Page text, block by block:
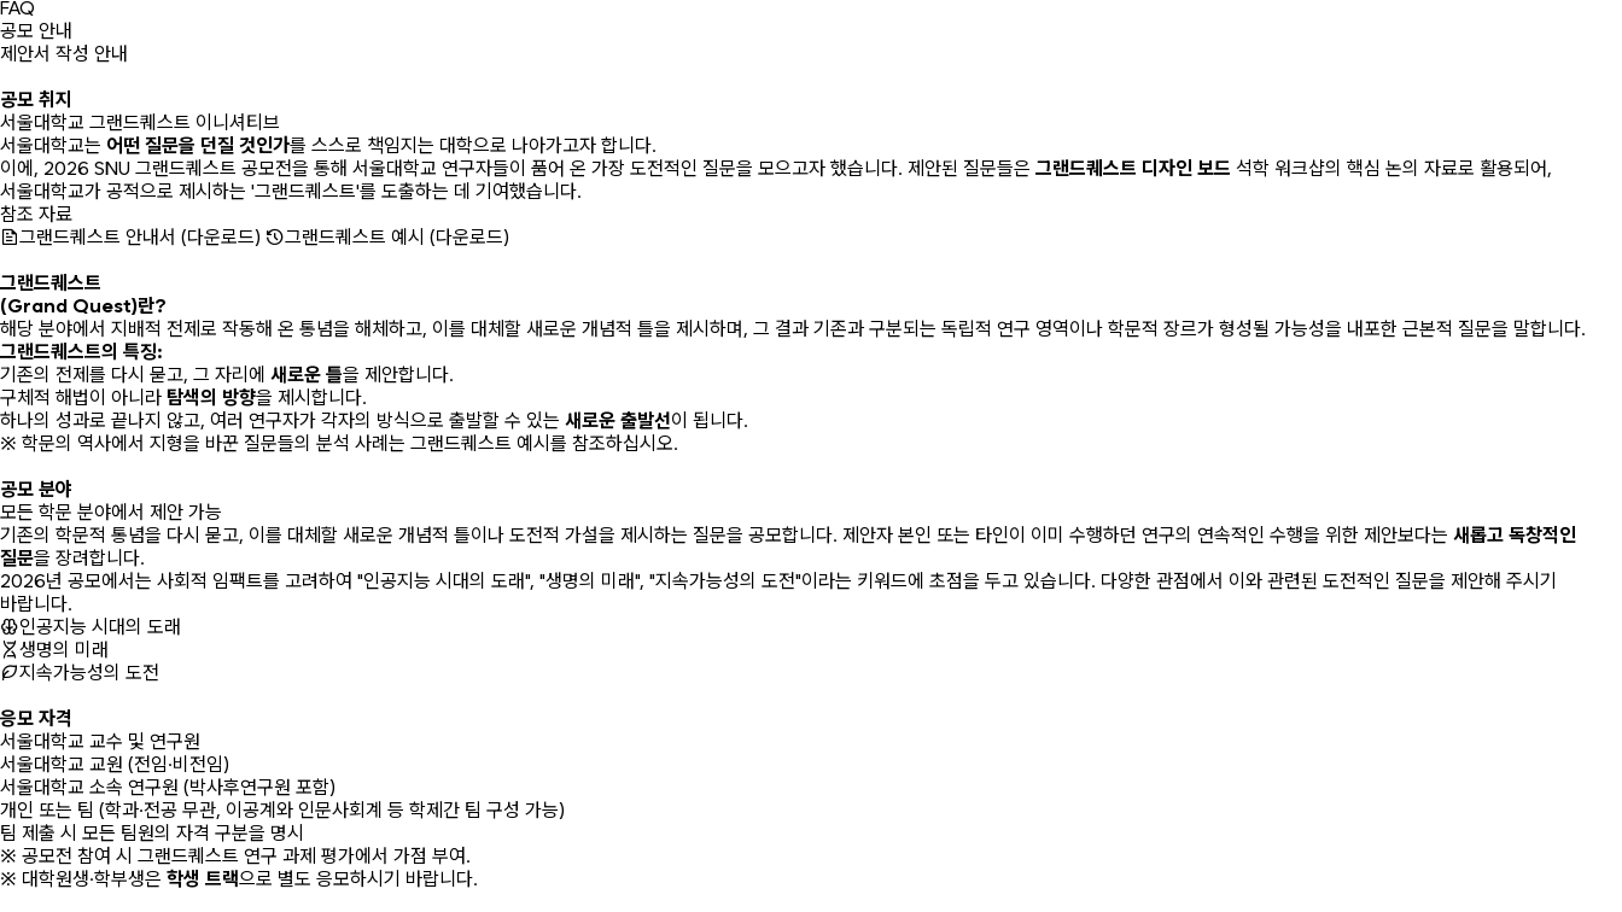
FAQ
공모 안내
제안서 작성 안내
공모 취지
서울대학교 그랜드퀘스트 이니셔티브
서울대학교는 어떤 질문을 던질 것인가를 스스로 책임지는 대학으로 나아가고자 합니다.
이에, 2026 SNU 그랜드퀘스트 공모전을 통해 서울대학교 연구자들이 품어 온 가장 도전적인 질문을 모으고자 했습니다. 제안된 질문들은 그랜드퀘스트 디자인 보드 석학 워크샵의 핵심 논의 자료로 활용되어,
서울대학교가 공적으로 제시하는 '그랜드퀘스트'를 도출하는 데 기여했습니다.
참조 자료
그랜드퀘스트 안내서 (다운로드)
그랜드퀘스트 예시 (다운로드)
그랜드퀘스트
(Grand Quest)란?
해당 분야에서 지배적 전제로 작동해 온 통념을 해체하고, 이를 대체할 새로운 개념적 틀을 제시하며, 그 결과 기존과 구분되는 독립적 연구 영역이나 학문적 장르가 형성될 가능성을 내포한 근본적 질문을 말합니다.
그랜드퀘스트의 특징:
기존의 전제를 다시 묻고, 그 자리에 새로운 틀을 제안합니다.
구체적 해법이 아니라 탐색의 방향을 제시합니다.
하나의 성과로 끝나지 않고, 여러 연구자가 각자의 방식으로 출발할 수 있는 새로운 출발선이 됩니다.
※ 학문의 역사에서 지형을 바꾼 질문들의 분석 사례는 그랜드퀘스트 예시를 참조하십시오.
공모 분야
모든 학문 분야에서 제안 가능
기존의 학문적 통념을 다시 묻고, 이를 대체할 새로운 개념적 틀이나 도전적 가설을 제시하는 질문을 공모합니다. 제안자 본인 또는 타인이 이미 수행하던 연구의 연속적인 수행을 위한 제안보다는 새롭고 독창적인
질문을 장려합니다.
2026년 공모에서는 사회적 임팩트를 고려하여 "인공지능 시대의 도래", "생명의 미래", "지속가능성의 도전"이라는 키워드에 초점을 두고 있습니다. 다양한 관점에서 이와 관련된 도전적인 질문을 제안해 주시기
바랍니다.
인공지능 시대의 도래
생명의 미래
지속가능성의 도전
응모 자격
서울대학교 교수 및 연구원
서울대학교 교원 (전임·비전임)
서울대학교 소속 연구원 (박사후연구원 포함)
개인 또는 팀 (학과·전공 무관, 이공계와 인문사회계 등 학제간 팀 구성 가능)
팀 제출 시 모든 팀원의 자격 구분을 명시
※ 공모전 참여 시 그랜드퀘스트 연구 과제 평가에서 가점 부여.
※ 대학원생·학부생은 학생 트랙으로 별도 응모하시기 바랍니다.